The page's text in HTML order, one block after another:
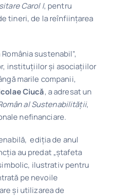
Carol I, pentru
tineri, de la reînființarea
sustenabil”,
instituțiilor și asociațiilor
marile companii,
Ciucă, a adresat un
al Sustenabilității,
nefinanciare.
ediția de anul
au predat „ștafeta
ilustrativ pentru
pe nevoile
și utilizarea de